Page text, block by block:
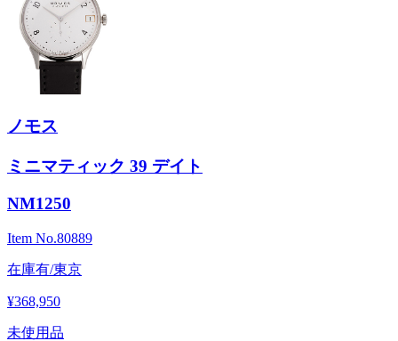
ノモス
ミニマティック 39 デイト
NM1250
Item No.80889
在庫有/東京
¥368,950
未使用品